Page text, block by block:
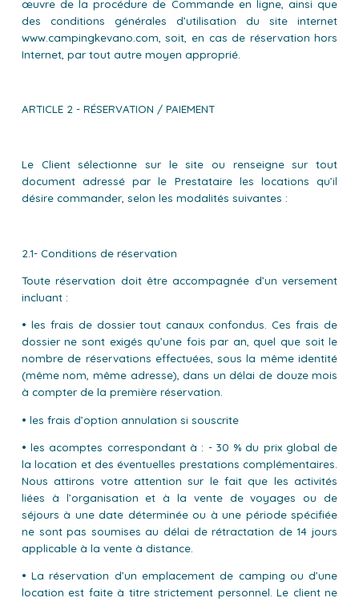
œuvre de la procédure de Commande en ligne, ainsi que
des conditions générales d’utilisation du site internet
www.campingkevano.com, soit, en cas de réservation hors
Internet, par tout autre moyen approprié.
ARTICLE 2 - RÉSERVATION / PAIEMENT
Le Client sélectionne sur le site ou renseigne sur tout
document adressé par le Prestataire les locations qu’il
désire commander, selon les modalités suivantes :
2.1- Conditions de réservation
Toute réservation doit être accompagnée d’un versement
incluant :
• les frais de dossier tout canaux confondus. Ces frais de
dossier ne sont exigés qu’une fois par an, quel que soit le
nombre de réservations effectuées, sous la même identité
(même nom, même adresse), dans un délai de douze mois
à compter de la première réservation.
• les frais d’option annulation si souscrite
• les acomptes correspondant à : - 30 % du prix global de
la location et des éventuelles prestations complémentaires.
Nous attirons votre attention sur le fait que les activités
liées à l’organisation et à la vente de voyages ou de
séjours à une date déterminée ou à une période spécifiée
ne sont pas soumises au délai de rétractation de 14 jours
applicable à la vente à distance.
• La réservation d’un emplacement de camping ou d’une
location est faite à titre strictement personnel. Le client ne